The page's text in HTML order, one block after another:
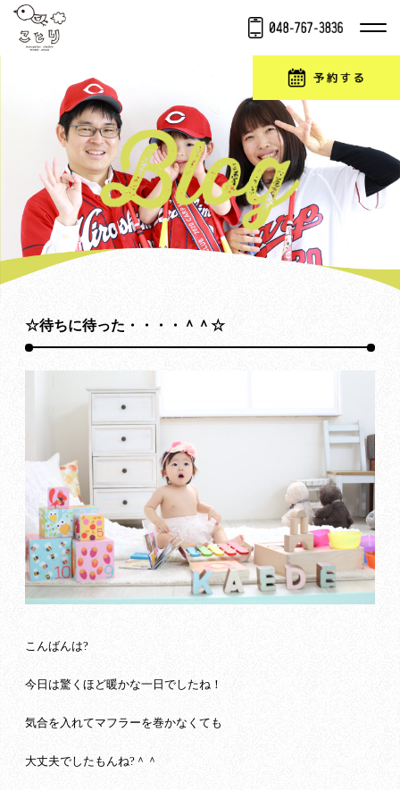
☆待ちに待った・・・・＾＾☆
こんばんは?
今日は驚くほど暖かな一日でしたね！
気合を入れてマフラーを巻かなくても
大丈夫でしたもんね?＾＾